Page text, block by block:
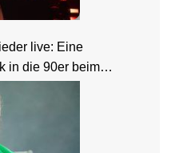
live: Eine
in die 90er beim